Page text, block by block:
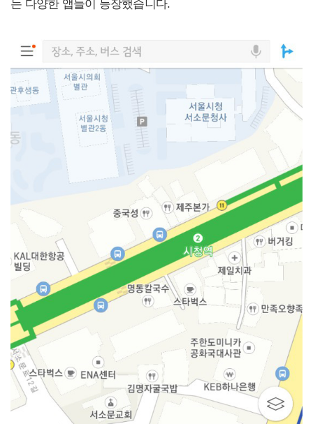
는 다양한 앱들이 등장했습니다.